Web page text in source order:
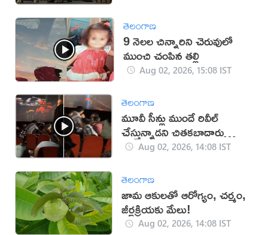
తెలంగాణ
9 నెలల చిన్నారిని చెరువులో
ముంచి చంపిన తల్లి
Aug 02, 2026, 15:08 IST
తెలంగాణ
మూవీ సీన్లు ముందే రివీల్
చేస్తున్నాడని చితకబాదారు
(వీడియో)
Aug 02, 2026, 14:08 IST
తెలంగాణ
జామ ఆకులతో ఆరోగ్యం, చర్మం,
జీర్ణక్రియకు మేలు!
Aug 02, 2026, 14:08 IST